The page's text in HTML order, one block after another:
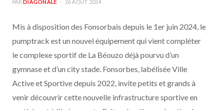
k a
PAR DIAGONALE 26 AOÛT 2024
Mis à disposition des Fonsorbais depuis le 1er juin 2024, le
pumptrack est un nouvel équipement qui vient compléter
le complexe sportif de La Béouzo déjà pourvu d’un
gymnase et d’un city stade. Fonsorbes, labélisée Ville
Active et Sportive depuis 2022, invite petits et grands à
venir découvrir cette nouvelle infrastructure sportive en